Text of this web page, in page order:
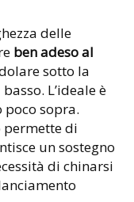
delle
ben adeso al
sotto la
L’ideale è
poco sopra.
permette di
un sostegno
di chinarsi